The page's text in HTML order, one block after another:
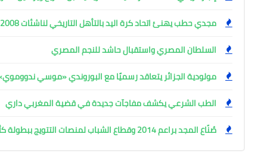
مجدي حطب يهنئ اتحاد كرة اليد بالتأهل التاريخي لناشئات 2008 للمربع الذهبي
السلطان المصري واستقبال حاشد للنجم المصري
مولودية الجزائر يتعاقد رسميًا مع البوروندي «موسي
الطب الشرعي يكشف مفاجآت جديدة في قضية المغربي داري
صُنّاع المجد براعم 2014 وقطاع الشباب لمنصات التتويج ببطولة كأس المستقبل العربي